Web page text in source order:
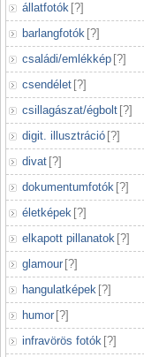
állatfotók [?]
barlangfotók [?]
családi/emlékkép [?]
csendélet [?]
csillagászat/égbolt [?]
digit. illusztráció [?]
divat [?]
dokumentumfotók [?]
életképek [?]
elkapott pillanatok [?]
glamour [?]
hangulatképek [?]
humor [?]
infravörös fotók [?]